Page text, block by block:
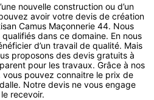
nouvelle construction ou d’un
avoir votre devis de création
Camus Maçonnerie 44. Nous
dans ce domaine. En nous
d’un travail de qualité. Mais
proposons des devis gratuits à
pour les travaux. Grâce à nos
pouvez connaitre le prix de
Notre devis ne vous engage
recevoir.